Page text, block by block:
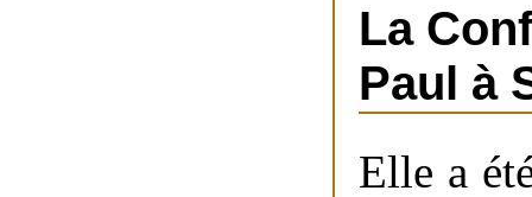
La
Paul à
Elle a